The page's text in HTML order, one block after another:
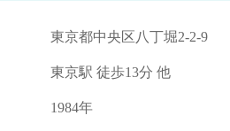
東京都中央区八丁堀2-2-9
東京駅 徒歩13分 他
1984年